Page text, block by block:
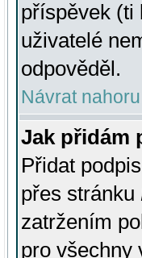
příspěvek (ti
uživatelé
odpověděl.
Návrat nahoru
Jak přidám
Přidat
přes stránku
zatržením
pro všechny